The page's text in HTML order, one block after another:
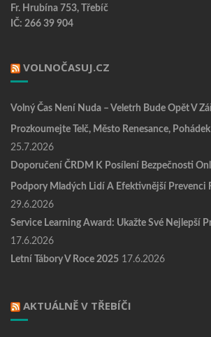
Fr. Hrubína 753, Třebíč
IČ: 266 39 904
VOLNOČASUJ.CZ
Volný Čas Není Nuda – Veletrh Bude Opět V
Prozkoumejte Telč, Město Renesance,
25.7.2026
Doporučení ČRDM K Posílení Bezpečnosti
Podpory Mladých Lidí A Efektivnější Prevenci
29.6.2026
Service Learning Award: Ukažte Své Nejlepší
17.6.2026
Letní Tábory V Roce 2025 17.6.2026
AKTUÁLNĚ V TŘEBÍČI